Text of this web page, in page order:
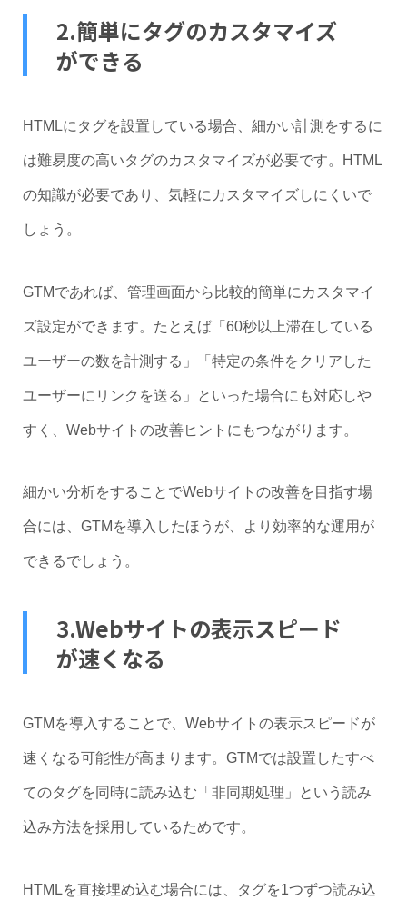
2.簡単にタグのカスタマイズ
ができる
HTMLにタグを設置している場合、細かい計測をするに
は難易度の高いタグのカスタマイズが必要です。HTML
の知識が必要であり、気軽にカスタマイズしにくいで
しょう。
GTMであれば、管理画面から比較的簡単にカスタマイ
ズ設定ができます。たとえば「60秒以上滞在している
ユーザーの数を計測する」「特定の条件をクリアした
ユーザーにリンクを送る」といった場合にも対応しや
すく、Webサイトの改善ヒントにもつながります。
細かい分析をすることでWebサイトの改善を目指す場
合には、GTMを導入したほうが、より効率的な運用が
できるでしょう。
3.Webサイトの表示スピード
が速くなる
GTMを導入することで、Webサイトの表示スピードが
速くなる可能性が高まります。GTMでは設置したすべ
てのタグを同時に読み込む「非同期処理」という読み
込み方法を採用しているためです。
HTMLを直接埋め込む場合には、タグを1つずつ読み込